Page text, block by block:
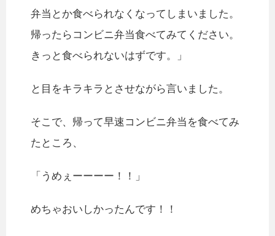
弁当とか食べられなくなってしまいました。
帰ったらコンビニ弁当食べてみてください。
きっと食べられないはずです。」
と目をキラキラとさせながら言いました。
そこで、帰って早速コンビニ弁当を食べてみ
たところ、
「うめぇーーーー！！」
めちゃおいしかったんです！！